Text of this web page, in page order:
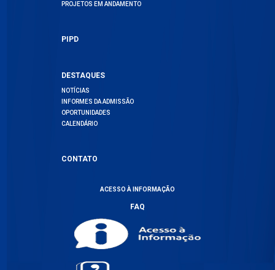
PROJETOS EM ANDAMENTO
PIPD
DESTAQUES
NOTÍCIAS
INFORMES DA ADMISSÃO
OPORTUNIDADES
CALENDÁRIO
CONTATO
ACESSO À INFORMAÇÃO
FAQ